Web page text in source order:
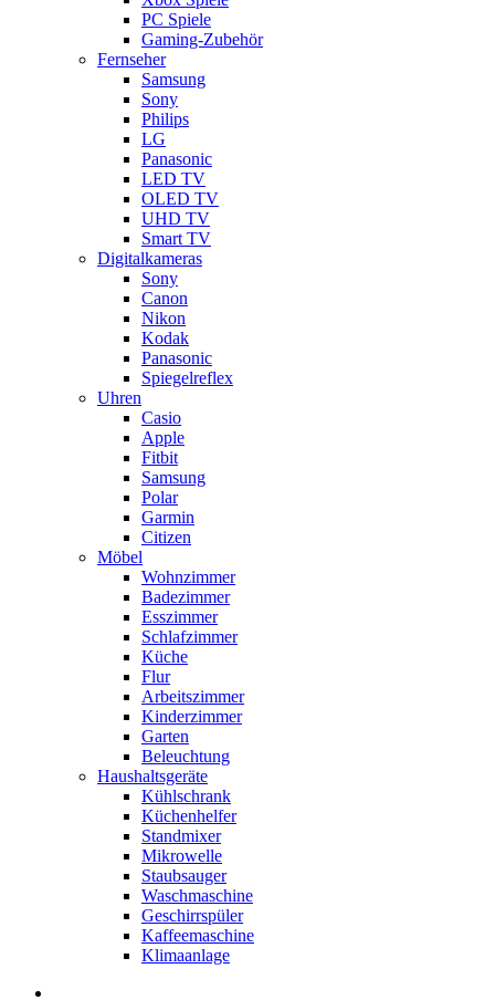
PC Spiele
Gaming-Zubehör
Fernseher
Samsung
Sony
Philips
LG
Panasonic
LED TV
OLED TV
UHD TV
Smart TV
Digitalkameras
Sony
Canon
Nikon
Kodak
Panasonic
Spiegelreflex
Uhren
Casio
Apple
Fitbit
Samsung
Polar
Garmin
Citizen
Möbel
Wohnzimmer
Badezimmer
Esszimmer
Schlafzimmer
Küche
Flur
Arbeitszimmer
Kinderzimmer
Garten
Beleuchtung
Haushaltsgeräte
Kühlschrank
Küchenhelfer
Standmixer
Mikrowelle
Staubsauger
Waschmaschine
Geschirrspüler
Kaffeemaschine
Klimaanlage